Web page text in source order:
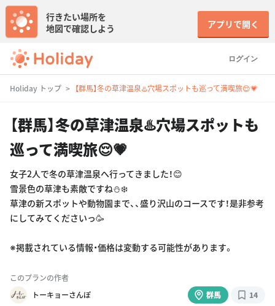
ログイン
行きたい場所を
地図で確認しよう
アプリで開く
Holiday トップ 【群馬】冬の草津温泉♨️穴場スポットも巡って満喫旅😌💗
【群馬】冬の草津温泉♨️穴場スポットも
巡って満喫旅😌💗
女子2人で冬の草津温泉へ行ってきました！😊
雪景色の草津も素敵ですね⛄️❄️
草津の新スポットや動物園まで、、盛り沢山のコースです！是非参考
にしてみてくださいっ🥳
※掲載されている情報・価格は変動する可能性があります。
このプランの作者
トーキョーさんぽ
群馬 14